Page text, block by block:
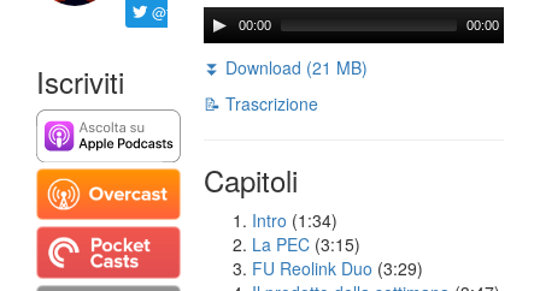
@ftrava
Iscriviti
00:00 00:00
⏬ Download (21 MB)
📝 Trascrizione
Capitoli
Intro (1:34)
La PEC (3:15)
FU Reolink Duo (3:29)